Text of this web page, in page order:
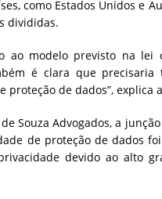
como Estados Unidos e
divididas.
ao modelo previsto na lei
é clara que precisaria
de dados”, explica
Souza Advogados, a
de proteção de dados
devido ao alto